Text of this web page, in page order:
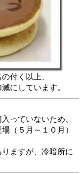
付く以上、
にしています。
っていないため、
（５月～１０月）
ますが、冷暗所に